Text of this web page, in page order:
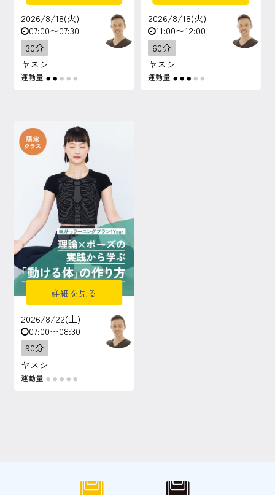
2026/8/18(火)
07:00〜07:30
30分
ヤスシ
運動量 ● ● ● ● ●
2026/8/18(火)
11:00〜12:00
60分
ヤスシ
運動量 ● ● ● ● ●
詳細を見る
2026/8/22(土)
07:00〜08:30
90分
ヤスシ
運動量 ● ● ● ● ●